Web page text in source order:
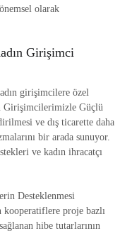
olarak
Girişimci
girişimcilere özel
Girişimcilerimizle Güçlü
ve dış ticarette daha
bir arada sunuyor.
ve kadın ihracatçı
Desteklenmesi
kooperatiflere proje bazlı
hibe tutarlarının